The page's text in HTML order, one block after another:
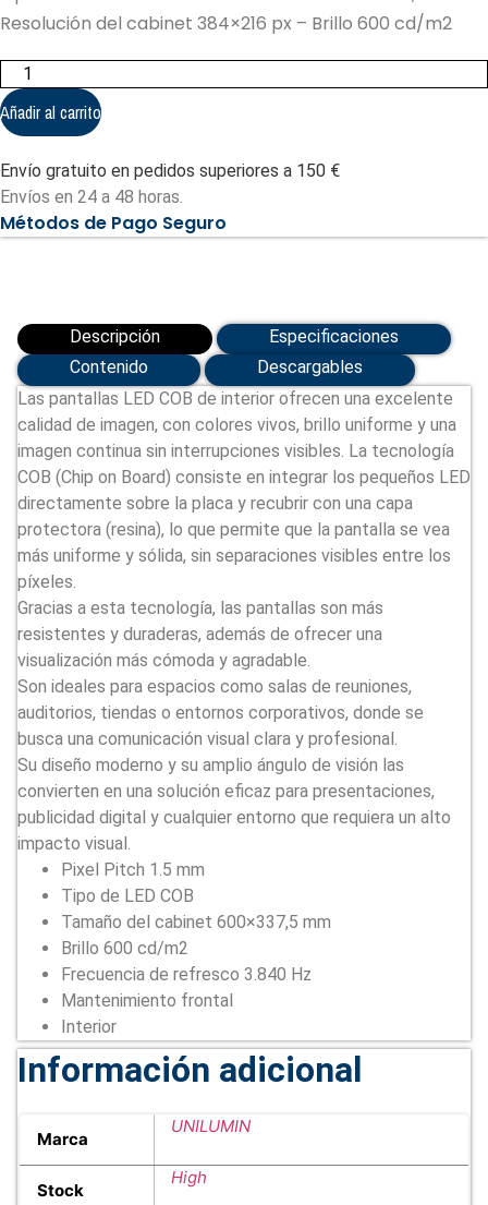
Resolución del cabinet 384×216 px – Brillo 600 cd/m2
UNILUMIN
Cabinet
LED
UMiniP
1.5
Pixel
pitch
1.5
mm
(UNI-
Añadir al carrito
Envío gratuito en pedidos superiores a 150 €
Envíos en 24 a 48 horas.
Métodos de Pago Seguro
Descripción
Especificaciones
Contenido
Descargables
Las pantallas LED COB de interior ofrecen una excelente
calidad de imagen, con colores vivos, brillo uniforme y una
imagen continua sin interrupciones visibles. La tecnología
COB (Chip on Board) consiste en integrar los pequeños LED
directamente sobre la placa y recubrir con una capa
protectora (resina), lo que permite que la pantalla se vea
más uniforme y sólida, sin separaciones visibles entre los
píxeles.
Gracias a esta tecnología, las pantallas son más
resistentes y duraderas, además de ofrecer una
visualización más cómoda y agradable.
Son ideales para espacios como salas de reuniones,
auditorios, tiendas o entornos corporativos, donde se
busca una comunicación visual clara y profesional.
Su diseño moderno y su amplio ángulo de visión las
convierten en una solución eficaz para presentaciones,
publicidad digital y cualquier entorno que requiera un alto
impacto visual.
Pixel Pitch 1.5 mm
Tipo de LED COB
Tamaño del cabinet 600×337,5 mm
Brillo 600 cd/m2
Frecuencia de refresco 3.840 Hz
Mantenimiento frontal
Interior
Información adicional
Marca
UNILUMIN
Stock
High